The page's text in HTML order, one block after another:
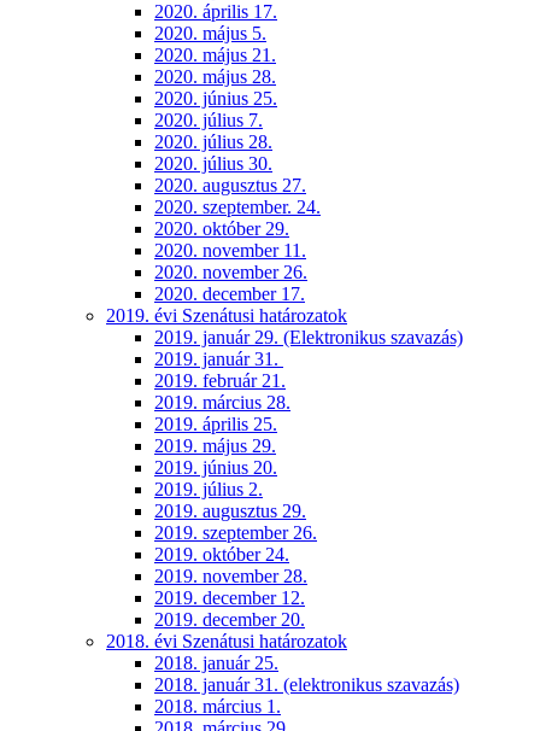
2020. április 17.
2020. május 5.
2020. május 21.
2020. május 28.
2020. június 25.
2020. július 7.
2020. július 28.
2020. július 30.
2020. augusztus 27.
2020. szeptember. 24.
2020. október 29.
2020. november 11.
2020. november 26.
2020. december 17.
2019. évi Szenátusi határozatok
2019. január 29. (Elektronikus szavazás)
2019. január 31.
2019. február 21.
2019. március 28.
2019. április 25.
2019. május 29.
2019. június 20.
2019. július 2.
2019. augusztus 29.
2019. szeptember 26.
2019. október 24.
2019. november 28.
2019. december 12.
2019. december 20.
2018. évi Szenátusi határozatok
2018. január 25.
2018. január 31. (elektronikus szavazás)
2018. március 1.